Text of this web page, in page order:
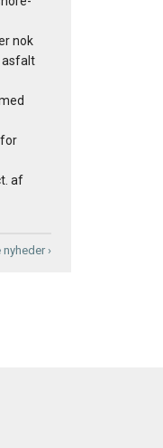
nok
asfalt
af
nyheder ›